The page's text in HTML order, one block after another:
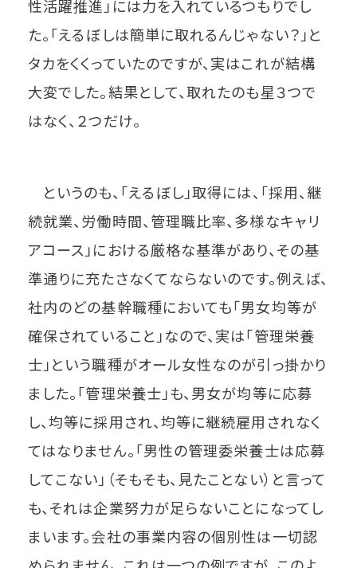
性活躍推進」には力を入れているつもりでし
た。「えるぼしは簡単に取れるんじゃない？」と
タカをくくっていたのですが、実はこれが結構
大変でした。結果として、取れたのも星３つで
はなく、２つだけ。
というのも、「えるぼし」取得には、「採用、継
続就業、労働時間、管理職比率、多様なキャリ
アコース」における厳格な基準があり、その基
準通りに充たさなくてならないのです。例えば、
社内のどの基幹職種においても「男女均等が
確保されていること」なので、実は「管理栄養
士」という職種がオール女性なのが引っ掛かり
ました。「管理栄養士」も、男女が均等に応募
し、均等に採用され、均等に継続雇用されなく
てはなりません。「男性の管理委栄養士は応募
してこない」（そもそも、見たことない）と言って
も、それは企業努力が足らないことになってし
まいます。会社の事業内容の個別性は一切認